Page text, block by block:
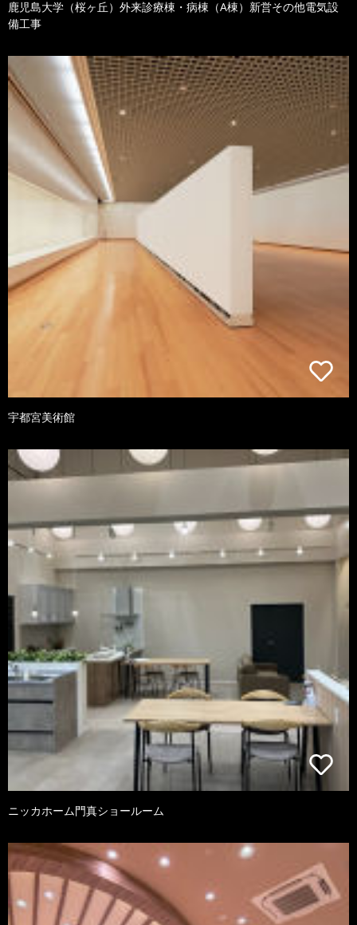
鹿児島大学（桜ヶ丘）外来診療棟・病棟（A棟）新営その他電気設
備工事
宇都宮美術館
ニッカホーム門真ショールーム